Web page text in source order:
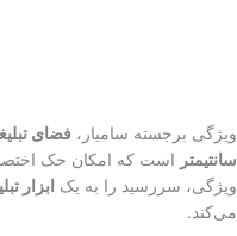
ویژگی برجسته سامیار، فضای
سانتیمتر است که امکان حک
ویژگی، سررسید را به یک ابزار
می‌کند.